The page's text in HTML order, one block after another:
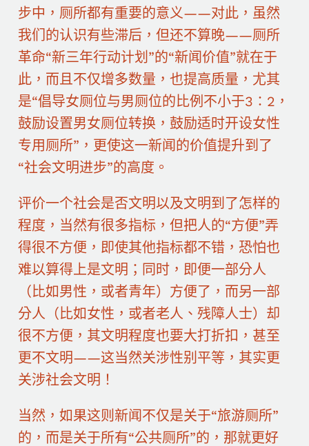
步中，厕所都有重要的意义——对此，虽然
我们的认识有些滞后，但还不算晚——厕所
革命“新三年行动计划”的“新闻价值”就在于
此，而且不仅增多数量，也提高质量，尤其
是“倡导女厕位与男厕位的比例不小于3∶2，
鼓励设置男女厕位转换，鼓励适时开设女性
专用厕所”，更使这一新闻的价值提升到了
“社会文明进步”的高度。
评价一个社会是否文明以及文明到了怎样的
程度，当然有很多指标，但把人的“方便”弄
得很不方便，即使其他指标都不错，恐怕也
难以算得上是文明；同时，即便一部分人
（比如男性，或者青年）方便了，而另一部
分人（比如女性，或者老人、残障人士）却
很不方便，其文明程度也要大打折扣，甚至
更不文明——这当然关涉性别平等，其实更
关涉社会文明！
当然，如果这则新闻不仅是关于“旅游厕所”
的，而是关于所有“公共厕所”的，那就更好